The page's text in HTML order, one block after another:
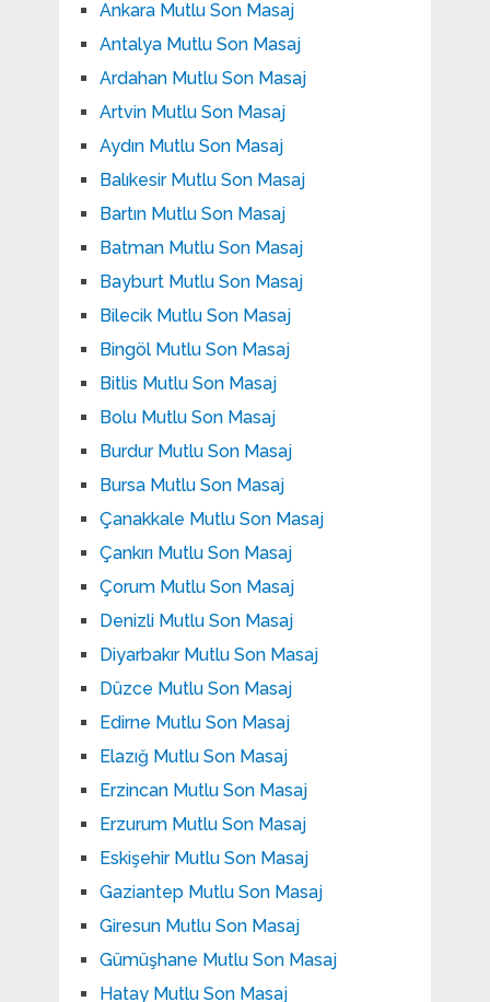
Ankara Mutlu Son Masaj
Antalya Mutlu Son Masaj
Ardahan Mutlu Son Masaj
Artvin Mutlu Son Masaj
Aydın Mutlu Son Masaj
Balıkesir Mutlu Son Masaj
Bartın Mutlu Son Masaj
Batman Mutlu Son Masaj
Bayburt Mutlu Son Masaj
Bilecik Mutlu Son Masaj
Bingöl Mutlu Son Masaj
Bitlis Mutlu Son Masaj
Bolu Mutlu Son Masaj
Burdur Mutlu Son Masaj
Bursa Mutlu Son Masaj
Çanakkale Mutlu Son Masaj
Çankırı Mutlu Son Masaj
Çorum Mutlu Son Masaj
Denizli Mutlu Son Masaj
Diyarbakır Mutlu Son Masaj
Düzce Mutlu Son Masaj
Edirne Mutlu Son Masaj
Elazığ Mutlu Son Masaj
Erzincan Mutlu Son Masaj
Erzurum Mutlu Son Masaj
Eskişehir Mutlu Son Masaj
Gaziantep Mutlu Son Masaj
Giresun Mutlu Son Masaj
Gümüşhane Mutlu Son Masaj
Hatay Mutlu Son Masaj